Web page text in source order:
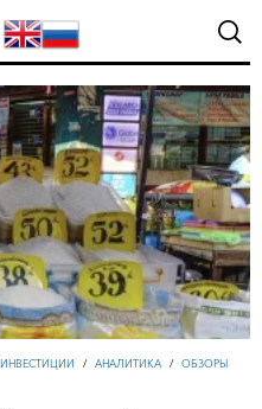
ИНВЕСТИЦИИ / АНАЛИТИКА / ОБЗОРЫ